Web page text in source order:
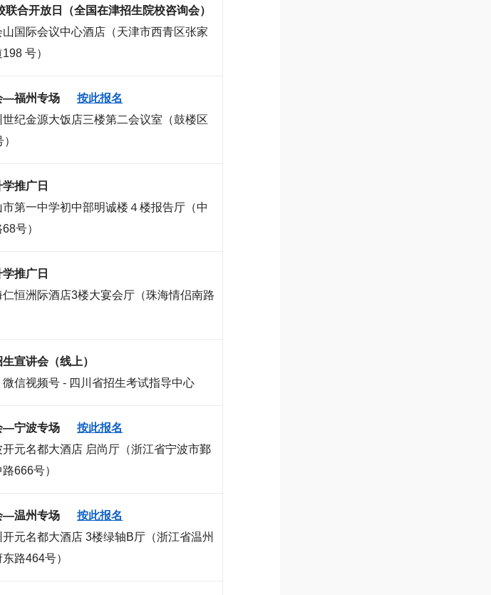
联合开放日（全国在津招生院校咨询会）
国际会议中心酒店（天津市西青区张家
号）
—福州专场按此报名
纪金源大饭店三楼第二会议室 （鼓楼区
推广日
市第一中学初中部明诚楼４楼报告厅（中
68号）
推广日
仁恒洲际酒店3楼大宴会厅（珠海情侣南路
宣讲会（线上）
信视频号 - 四川省招生考试指导中心
—宁波专场按此报名
元名都大酒店 启尚厅（浙江省宁波市鄞
666号）
—温州专场按此报名
元名都大酒店 3楼绿轴B厅（浙江省温州
路464号）